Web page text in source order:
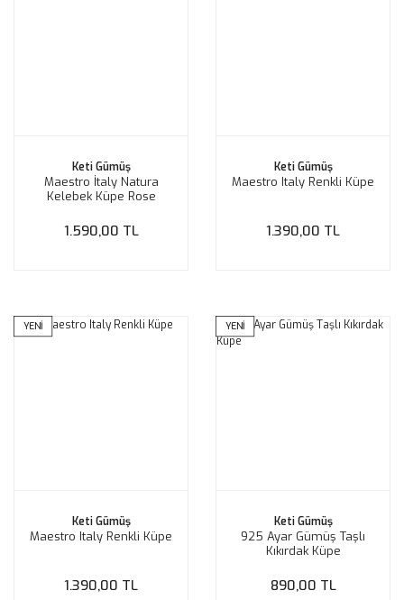
Keti Gümüş
Maestro İtaly Natura
Kelebek Küpe Rose
1.590,00 TL
Keti Gümüş
Maestro Italy Renkli Küpe
1.390,00 TL
YENİ
Keti Gümüş
Maestro Italy Renkli Küpe
1.390,00 TL
YENİ
Keti Gümüş
925 Ayar Gümüş Taşlı
Kıkırdak Küpe
890,00 TL